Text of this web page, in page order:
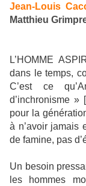
Jean-Louis
Matthieu
L’HOMME
dans le temps,
C’est ce
d’inchronisme »
pour la
à n’avoir jamais
de famine, pas
Un besoin
les hommes